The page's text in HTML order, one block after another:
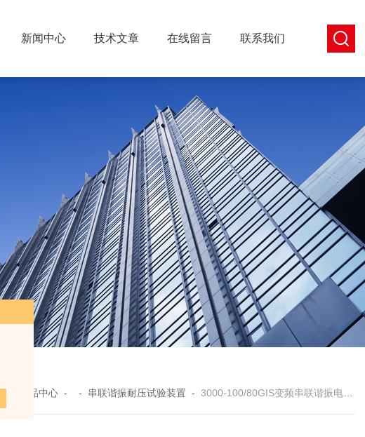
新闻中心 技术文章 在线留言 联系我们
- 产品中心 - - 串联谐振耐压试验装置 -3000-100/80GIS变频串联谐振电缆耐压试验